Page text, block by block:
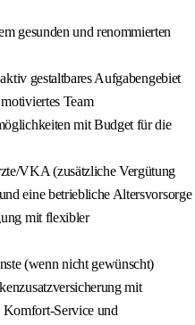
gesunden und renommierten
gestaltbares Aufgabengebiet
Team
mit Budget für die
VKA (zusätzliche Vergütung
eine betriebliche Altersvorsorge
mit flexibler
(wenn nicht gewünscht)
mit
und